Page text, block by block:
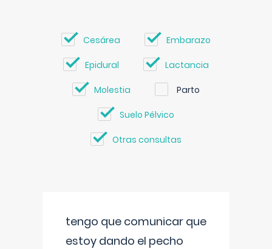
Cesárea Embarazo
Epidural Lactancia
Molestia Parto
Suelo Pélvico
Otras consultas
tengo que comunicar que
estoy dando el pecho